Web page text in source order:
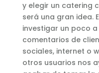
y elegir un catering
será una gran idea.
investigar un poco
comentarios de
sociales, internet o
otros usuarios nos